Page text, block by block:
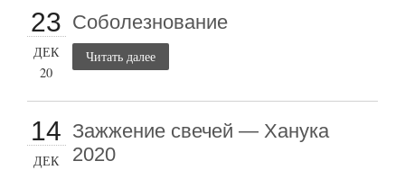
23
ДЕК
20
Соболезнование
Читать далее
14
ДЕК
Зажжение свечей — Ханука
2020